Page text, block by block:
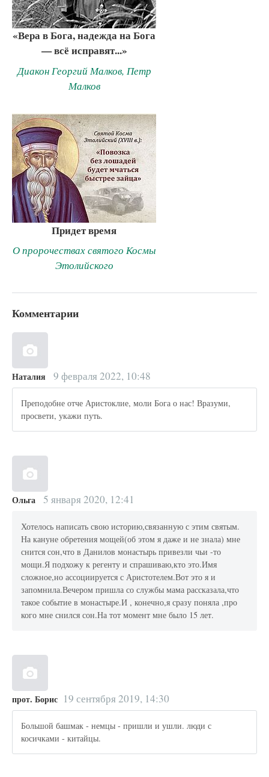
«Вера в Бога, надежда на Бога
— всё исправят...»
Диакон Георгий Малков, Петр
Малков
Придет время
О пророчествах святого Космы
Этолийского
Комментарии
Наталия 9 февраля 2022, 10:48
Преподобне отче Аристоклие, моли Бога о нас! Вразуми,
просвети, укажи путь.
Ольга 5 января 2020, 12:41
Хотелось написать свою историю,связанную с этим святым.
На кануне обретения мощей(об этом я даже и не знала) мне
снится сон,что в Данилов монастырь привезли чьи -то
мощи.Я подхожу к регенту и спрашиваю,кто это.Имя
сложное,но ассоциируется с Аристотелем.Вот это я и
запомнила.Вечером пришла со службы мама рассказала,что
такое событие в монастыре.И , конечно,я сразу поняла ,про
кого мне снился сон.На тот момент мне было 15 лет.
прот. Борис 19 сентября 2019, 14:30
Большой башмак - немцы - пришли и ушли. люди с
косичками - китайцы.